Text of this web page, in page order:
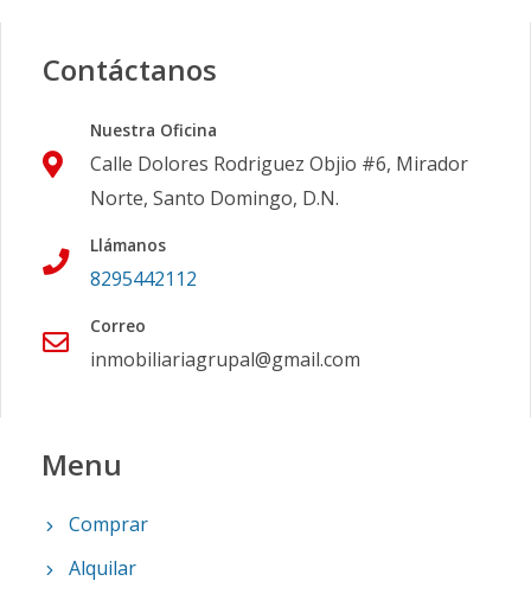
Contáctanos
Nuestra Oficina
Calle Dolores Rodriguez Objio #6, Mirador
Norte, Santo Domingo, D.N.
Llámanos
8295442112
Correo
inmobiliariagrupal@gmail.com
Menu
Comprar
Alquilar